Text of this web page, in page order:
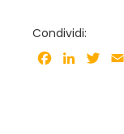
Condividi:
Facebook
LinkedIn